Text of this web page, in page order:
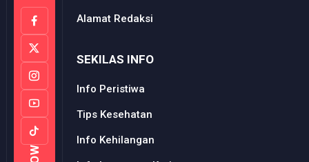
Alamat Redaksi
SEKILAS INFO
Info Peristiwa
Tips Kesehatan
Info Kehilangan